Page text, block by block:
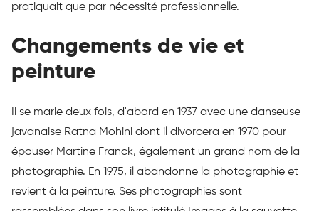
pratiquait que par nécessité professionnelle.
Changements de vie et
peinture
Il se marie deux fois, d'abord en 1937 avec une danseuse
javanaise Ratna Mohini dont il divorcera en 1970 pour
épouser Martine Franck, également un grand nom de la
photographie. En 1975, il abandonne la photographie et
revient à la peinture. Ses photographies sont